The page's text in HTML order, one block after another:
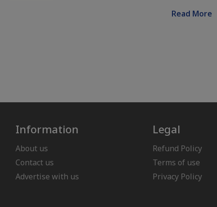
Read More
Information
About us
Contact us
Advertise with us
Legal
Refund Policy
Terms of use
Privacy Policy